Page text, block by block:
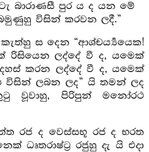
බාරාණසී පුර ය ද යන මේ
විසින් කරවන ලදී.”
ස දෙන “ආශ්චර්‍ය්‍යයෙක!
රිසියෙන ලද්දේ වී ද, යමෙක්
කරන ලද්දේ වී ද, යමෙක්
විසින් ලබන ලද” යි තමන් ලද
වූවාහු, පිරිපුන් මනෝරථ
රජ ද වෙස්සභූ රජ ද භරත
ධෘතරාෂ්ට්‍ර රජුහු දැ යි එදා